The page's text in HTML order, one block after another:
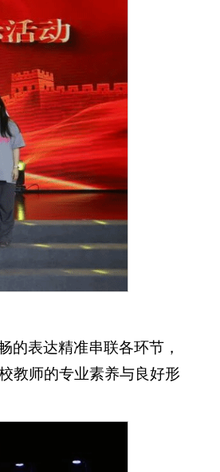
的表达精准串联各环节，
教师的专业素养与良好形